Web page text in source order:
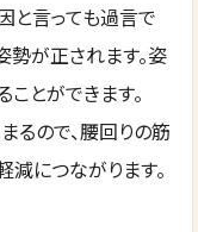
と言っても過言で
勢が正されます。姿
とができます。
るので、腰回りの筋
につながります。